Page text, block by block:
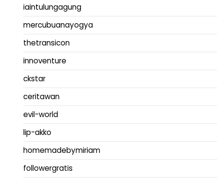
iaintulungagung
mercubuanayogya
thetransicon
innoventure
ckstar
ceritawan
evil-world
lip-akko
homemadebymiriam
followergratis